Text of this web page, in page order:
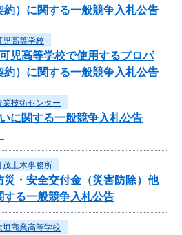
）に関する一般競争入札公告
児高等学校
児高等学校で使用するプロパ
約）に関する一般競争入札公告
業技術センター
に関する一般競争入札公告
茂土木事務所
・安全交付金（災害防除）他
る一般競争入札公告
垣商業高等学校